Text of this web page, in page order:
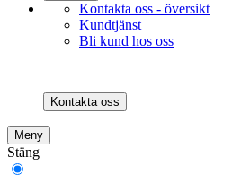
Kontakta oss - översikt
Kundtjänst
Bli kund hos oss
Kontakta oss
Meny
Stäng